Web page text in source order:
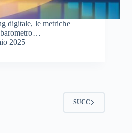
digitale, le metriche
barometro…
2025
SUCC